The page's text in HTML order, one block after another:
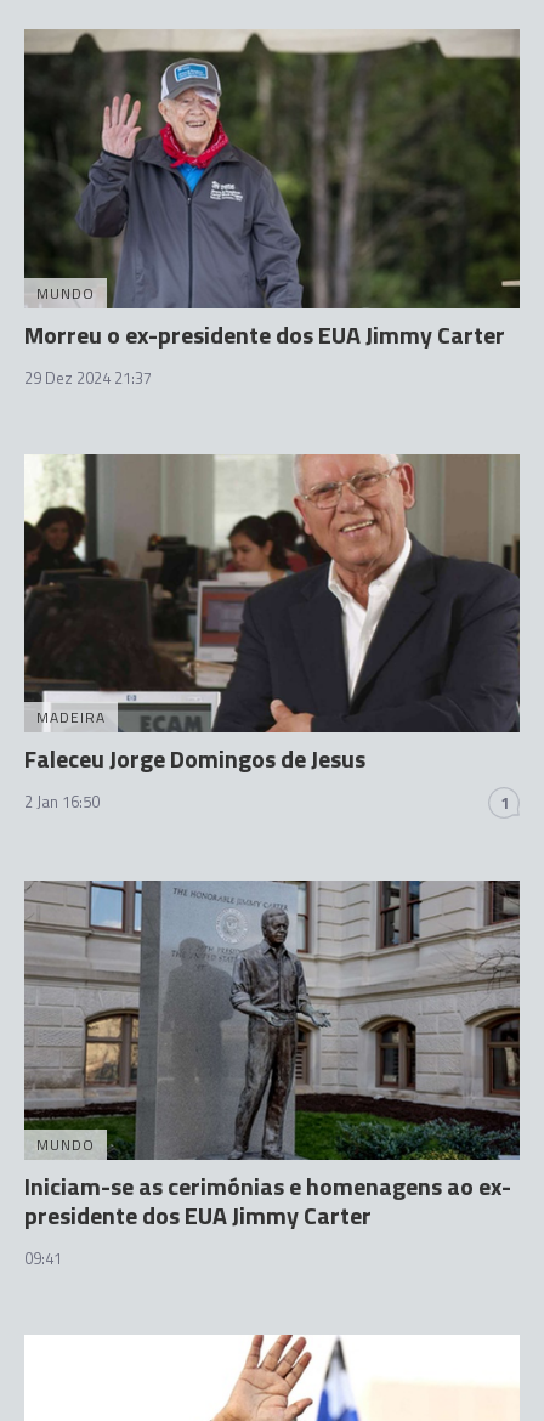
MUNDO
Morreu o ex-presidente dos EUA Jimmy Carter
29 Dez 2024 21:37
MADEIRA
Faleceu Jorge Domingos de Jesus
2 Jan 16:50 1
MUNDO
Iniciam-se as cerimónias e homenagens ao ex-
presidente dos EUA Jimmy Carter
09:41